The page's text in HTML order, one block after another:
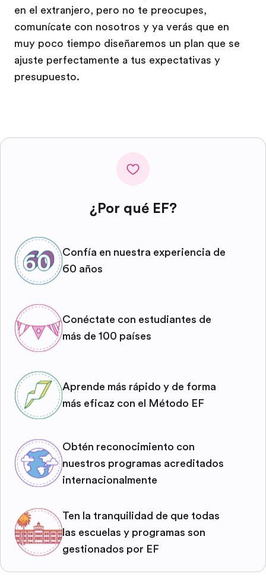
en el extranjero, pero no te preocupes,
comunícate con nosotros y ya verás que en
muy poco tiempo diseñaremos un plan que se
ajuste perfectamente a tus expectativas y
presupuesto.
¿Por qué EF?
Confía en nuestra experiencia de
60 años
Conéctate con estudiantes de
más de 100 países
Aprende más rápido y de forma
más eficaz con el Método EF
Obtén reconocimiento con
nuestros programas acreditados
internacionalmente
Ten la tranquilidad de que todas
las escuelas y programas son
gestionados por EF